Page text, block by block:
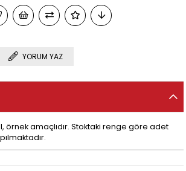
YORUM YAZ
örnek amaçlıdır. Stoktaki renge göre adet